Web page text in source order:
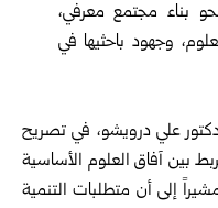
بناء مجتمع معرفي،
وجهود باحثيها في
علي درويشو، في تصريح
بين آفاق العلوم الأساسية
إلى أن متطلبات التنمية